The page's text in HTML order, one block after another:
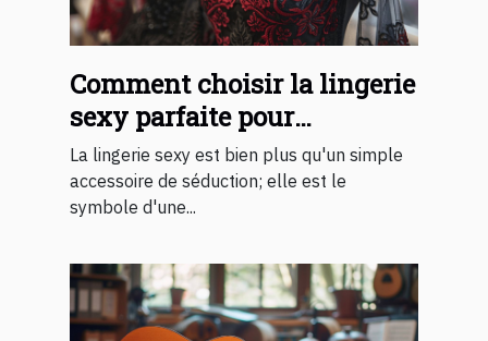
Comment choisir la lingerie
sexy parfaite pour
surprendre votre partenaire
La lingerie sexy est bien plus qu'un simple
accessoire de séduction; elle est le
symbole d'une...